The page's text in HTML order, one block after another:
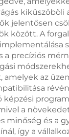
jelentősen
között. A
a precíziós
az
a
minőség és a
így a